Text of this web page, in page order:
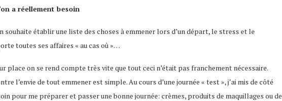
a réellement besoin
souhaite établir une liste des choses à emmener lors d’un départ, le stress et le
toutes ses affaires « au cas où »…
place on se rend compte très vite que tout ceci n’était pas franchement nécessaire.
l’envie de tout emmener est simple. Au cours d’une journée « test », j’ai mis de côté
pour me préparer et passer une bonne journée: crèmes, produits de maquillages ou de